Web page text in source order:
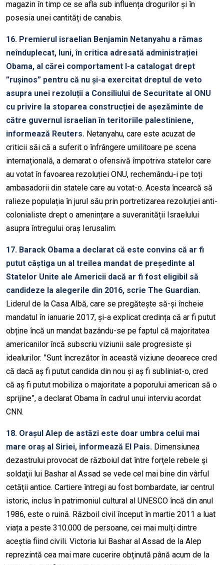
magazin în timp ce se afla sub influența drogurilor și în
posesia unei cantități de canabis.
16. Premierul israelian Benjamin Netanyahu a rămas
neînduplecat, luni, în critica adresată administrației
Obama, al cărei comportament l-a catalogat drept
”rușinos” pentru că nu și-a exercitat dreptul de veto
asupra unei rezoluții a Consiliului de Securitate al ONU
cu privire la stoparea construcției de așezăminte de
către guvernul israelian în teritoriile palestiniene,
informează Reuters. Netanyahu, care este acuzat de
criticii săi că a suferit o înfrângere umilitoare pe scena
internațională, a demarat o ofensivă împotriva statelor care
au votat în favoarea rezoluției ONU, rechemându-i pe toți
ambasadorii din statele care au votat-o. Acesta încearcă să
ralieze populația în jurul său prin portretizarea rezoluției anti-
colonialiste drept o amenințare a suveranității Israelului
asupra întregului oraș Ierusalim.
17. Barack Obama a declarat că este convins că ar fi
putut câștiga un al treilea mandat de președinte al
Statelor Unite ale Americii dacă ar fi fost eligibil să
candideze la alegerile din 2016, scrie The Guardian.
Liderul de la Casa Albă, care se pregătește să-și încheie
mandatul în ianuarie 2017, și-a explicat credința că ar fi putut
obține încă un mandat bazându-se pe faptul că majoritatea
americanilor încă subscriu viziunii sale progresiste și
idealurilor. ”Sunt încrezător în această viziune deoarece cred
că dacă aș fi putut candida din nou și aș fi subliniat-o, cred
că aș fi putut mobiliza o majoritate a poporului american să o
sprijine”, a declarat Obama în cadrul unui interviu acordat
CNN.
18. Orașul Alep de astăzi este doar umbra celui mai
mare oraș al Siriei, informează El Pais. Dimensiunea
dezastrului provocat de războiul dat între forţele rebele şi
soldaţii lui Bashar al Assad se vede cel mai bine din vârful
cetăţii antice. Cartiere întregi au fost bombardate, iar centrul
istoric, inclus în patrimoniul cultural al UNESCO încă din anul
1986, este o ruină. Războil civil început în martie 2011 a luat
viața a peste 310.000 de persoane, cei mai mulți dintre
aceștia fiind civili. Victoria lui Bashar al Assad de la Alep
reprezintă cea mai mare cucerire obținută până acum de la